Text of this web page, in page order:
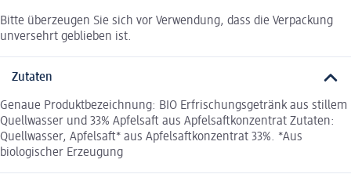
Bitte überzeugen Sie sich vor Verwendung, dass die Verpackung
unversehrt geblieben ist.
Zutaten
Genaue Produktbezeichnung: BIO Erfrischungsgetränk aus stillem
Quellwasser und 33% Apfelsaft aus Apfelsaftkonzentrat Zutaten:
Quellwasser, Apfelsaft* aus Apfelsaftkonzentrat 33%. *Aus
biologischer Erzeugung